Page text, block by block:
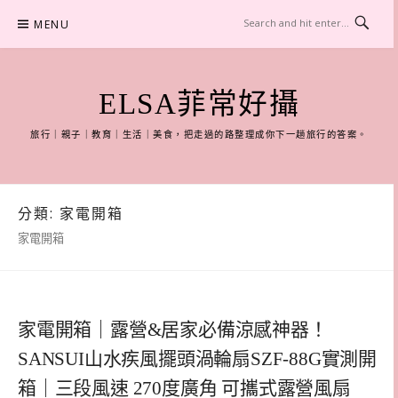
content
MENU
ELSA菲常好攝
旅行｜親子｜教育｜生活｜美食，把走過的路整理成你下一趟旅行的答案。
分類: 家電開箱
家電開箱
家電開箱｜露營&居家必備涼感神器！
SANSUI山水疾風擺頭渦輪扇SZF-88G實測開
箱｜三段風速 270度廣角 可攜式露營風扇